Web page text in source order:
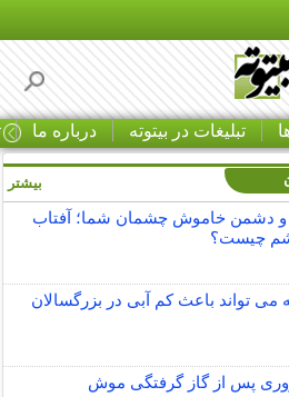
تبلیغات در بیتوته درباره ما
و دشمن خاموش چشمان شما؛ آفتاب
چیست؟
که می تواند باعث کم آبی در بزرگسالان
پس از گاز گرفتگی موش
بیشتر